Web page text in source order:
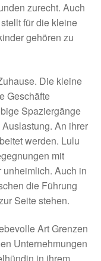
zurecht. Auch
für die kleine
gehören zu
Die kleine
Geschäfte
Spaziergänge
An ihrer
werden. Lulu
mit
Auch in
die Führung
Seite stehen.
Art Grenzen
Unternehmungen